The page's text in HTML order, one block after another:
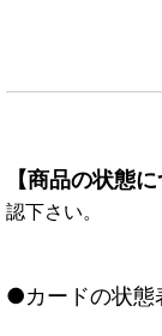
【商品の状態に
認下さい。
●カードの状態